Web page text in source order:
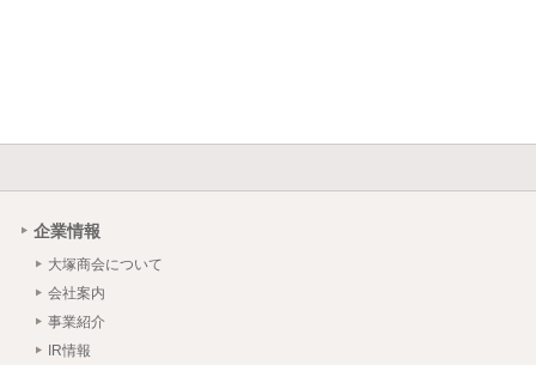
企業情報
大塚商会について
会社案内
事業紹介
IR情報